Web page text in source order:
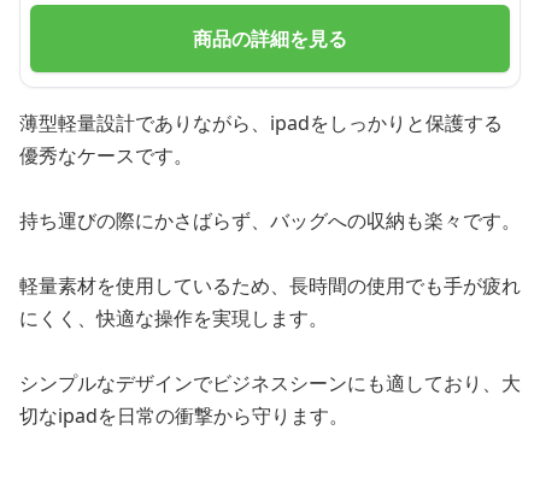
商品の詳細を見る
薄型軽量設計でありながら、ipadをしっかりと保護する
優秀なケースです。
持ち運びの際にかさばらず、バッグへの収納も楽々です。
軽量素材を使用しているため、長時間の使用でも手が疲れ
にくく、快適な操作を実現します。
シンプルなデザインでビジネスシーンにも適しており、大
切なipadを日常の衝撃から守ります。